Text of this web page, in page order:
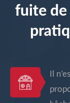
fuite
Il